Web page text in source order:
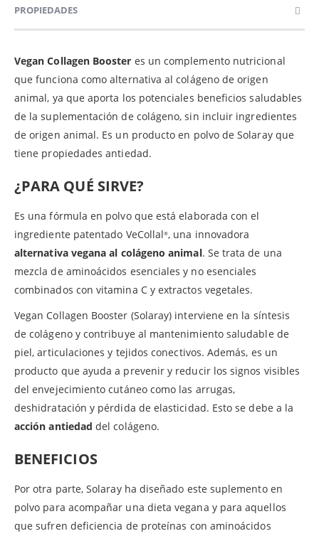
PROPIEDADES
Vegan Collagen Booster es un complemento nutricional
que funciona como alternativa al colágeno de origen
animal, ya que aporta los potenciales beneficios saludables
de la suplementación de colágeno, sin incluir ingredientes
de origen animal. Es un producto en polvo de Solaray que
tiene propiedades antiedad.
¿PARA QUÉ SIRVE?
Es una fórmula en polvo que está elaborada con el
ingrediente patentado VeCollal®, una innovadora
alternativa vegana al colágeno animal. Se trata de una
mezcla de aminoácidos esenciales y no esenciales
combinados con vitamina C y extractos vegetales.
Vegan Collagen Booster (Solaray) interviene en la síntesis
de colágeno y contribuye al mantenimiento saludable de
piel, articulaciones y tejidos conectivos. Además, es un
producto que ayuda a prevenir y reducir los signos visibles
del envejecimiento cutáneo como las arrugas,
deshidratación y pérdida de elasticidad. Esto se debe a la
acción antiedad del colágeno.
BENEFICIOS
Por otra parte, Solaray ha diseñado este suplemento en
polvo para acompañar una dieta vegana y para aquellos
que sufren deficiencia de proteínas con aminoácidos